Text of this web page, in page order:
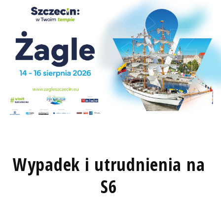
Wypadek i utrudnienia na
S6